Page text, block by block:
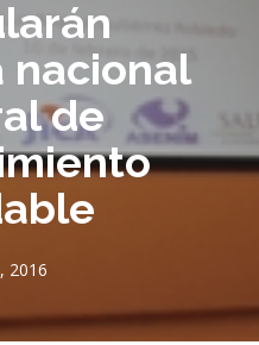
nacional
de
2016